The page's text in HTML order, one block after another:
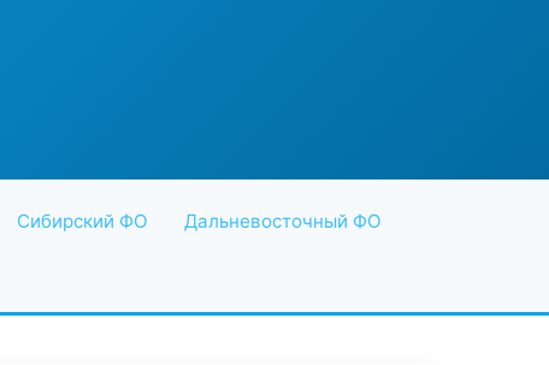
Сибирский ФО Дальневосточный ФО